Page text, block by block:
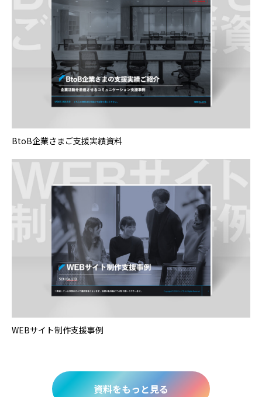
BtoB企業さまご支援実績資料
WEBサイト制作支援事例
資料をもっと見る